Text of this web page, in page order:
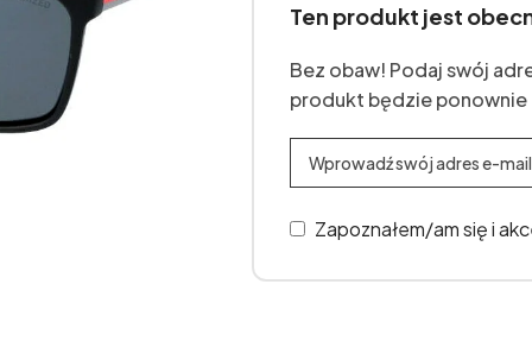
Ten produkt jest
Bez obaw! Podaj swój
produkt będzie
Zapoznałem/am się i